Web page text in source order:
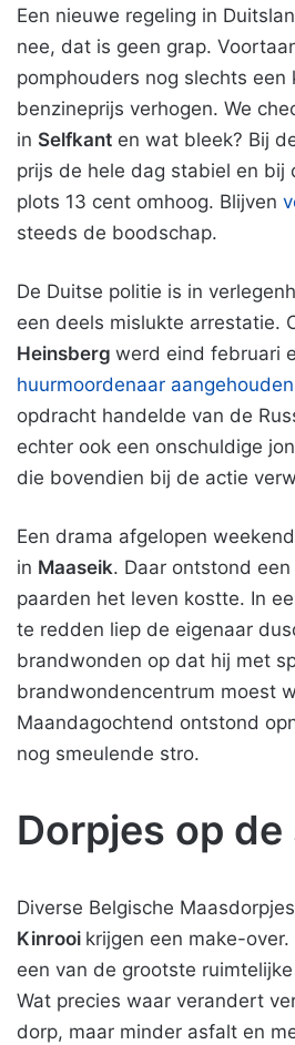
Een nieuwe regeling in
nee, dat is geen grap.
pomphouders nog slechts een
benzineprijs verhogen. We
in Selfkant en wat bleek? Bij
prijs de hele dag stabiel en bij
plots 13 cent omhoog. Blijven
steeds de boodschap.
De Duitse politie is in
een deels mislukte arrestatie.
Heinsberg werd eind februari
huurmoordenaar
opdracht handelde van de
echter ook een onschuldige
die bovendien bij de actie
Een drama afgelopen
in Maaseik. Daar ontstond
paarden het leven kostte. In
te redden liep de eigenaar
brandwonden op dat hij met
brandwondencentrum moest
Maandagochtend ontstond
nog smeulende stro.
Dorpjes op
Diverse Belgische
Kinrooi krijgen een make-
een van de grootste
Wat precies waar verandert
dorp, maar minder asfalt en